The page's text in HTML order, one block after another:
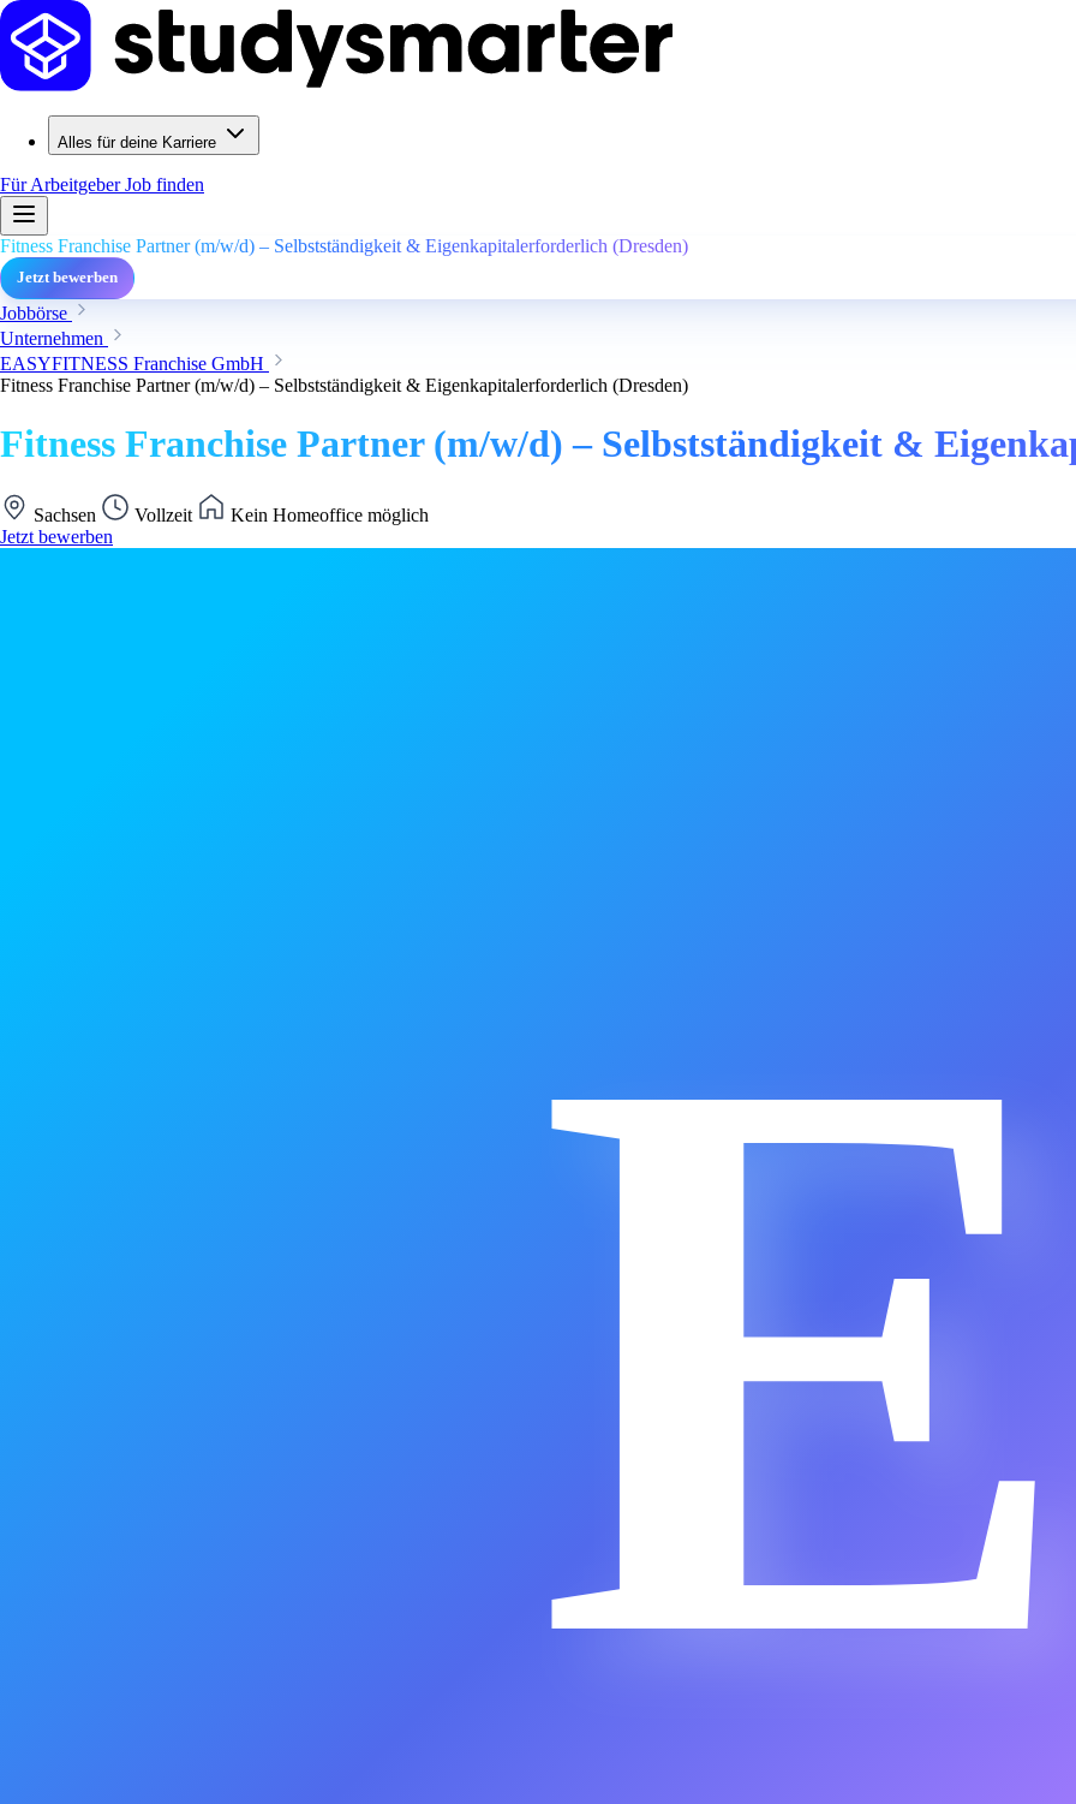
Alles für deine Karriere
Für ArbeitgeberJob finden
Fitness Franchise Partner (m/w/d) – Selbstständigkeit & Eigenkapitalerforderlich (Dresden)
Jetzt bewerben
Jobbörse
Unternehmen
EASYFITNESS Franchise GmbH
Fitness Franchise Partner (m/w/d) – Selbstständigkeit & Eigenkapitalerforderlich (Dresden)
Fitness Franchise Partner (m/w/d) – Selbstständigkeit &
Sachsen Vollzeit
Kein Homeoffice möglich
Jetzt bewerben
E